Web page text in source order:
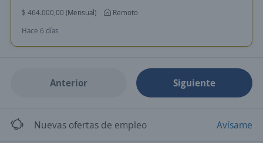
$ 464.000,00 (Mensual)
Remoto
Hace 6 días
Anterior Siguiente
Nuevas ofertas de empleo Avísame